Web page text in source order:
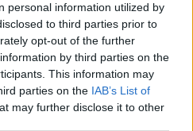
personal information utilized by
to third parties prior to
opt-out of the further
by third parties on the
This information may
parties on the IAB’s List of
may further disclose it to other